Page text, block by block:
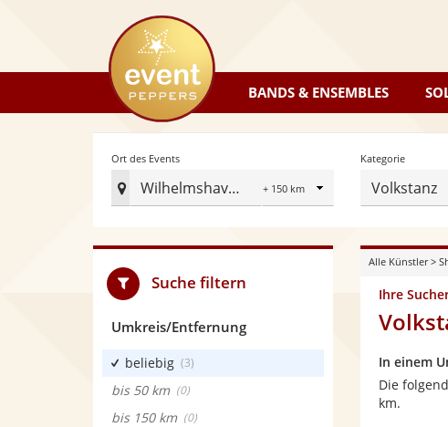
eventpeppers
BANDS & ENSEMBLES
Ort des Events
Wilhelmshaven
Radius
Ort
Events
festlegen
Kategorie
Volkstanz
Alle Künstler>
Ihre
In einem
Die
km.
Suche filtern
Umkreis/Entfernung
beliebig (3)
bis 50 km (0)
bis 150 km (0)